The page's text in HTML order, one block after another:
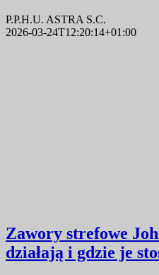
P.P.H.U. ASTRA S.C.
2026-03-24T12:20:14+01:00
Zawory strefowe
działają i gdzie je